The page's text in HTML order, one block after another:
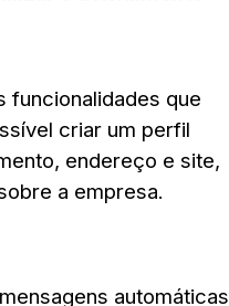
funcionalidades que
criar um perfil
endereço e site,
a empresa.
automáticas